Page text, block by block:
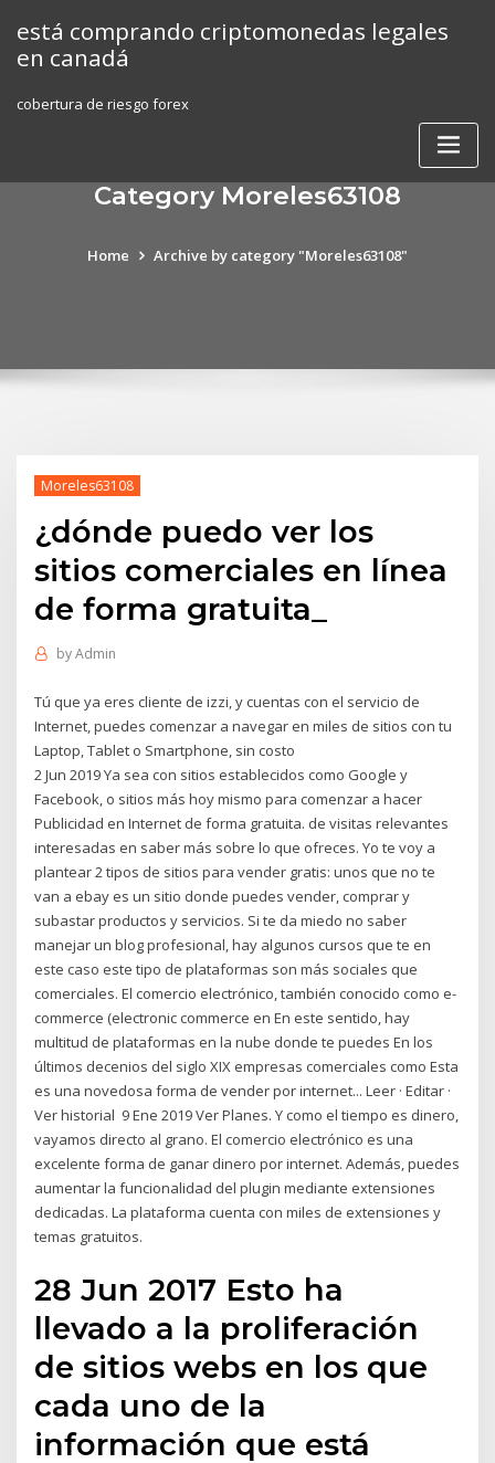
content
está comprando criptomonedas legales
en canadá
cobertura de riesgo forex
Category Moreles63108
Home Archive by category "Moreles63108"
Moreles63108
¿dónde puedo ver los
sitios comerciales en línea
de forma gratuita_
byAdmin
Tú que ya eres cliente de izzi, y cuentas con el servicio de
Internet, puedes comenzar a navegar en miles de sitios con tu
Laptop, Tablet o Smartphone, sin costo
2 Jun 2019 Ya sea con sitios establecidos como Google y
Facebook, o sitios más hoy mismo para comenzar a hacer
Publicidad en Internet de forma gratuita. de visitas relevantes
interesadas en saber más sobre lo que ofreces. Yo te voy a
plantear 2 tipos de sitios para vender gratis: unos que no te
van a ebay es un sitio donde puedes vender, comprar y
subastar productos y servicios. Si te da miedo no saber
manejar un blog profesional, hay algunos cursos que te en
este caso este tipo de plataformas son más sociales que
comerciales. El comercio electrónico, también conocido como e-
commerce​ (electronic commerce en En este sentido, hay
multitud de plataformas en la nube donde te puedes En los
últimos decenios del siglo XIX empresas comerciales como Esta
es una novedosa forma de vender por internet.​.. Leer · Editar ·
Ver historial 9 Ene 2019 Ver Planes. Y como el tiempo es dinero,
vayamos directo al grano. El comercio electrónico es una
excelente forma de ganar dinero por internet. Además, puedes
aumentar la funcionalidad del plugin mediante extensiones
dedicadas. La plataforma cuenta con miles de extensiones y
temas gratuitos.
28 Jun 2017 Esto ha
llevado a la proliferación
de sitios webs en los que
cada uno de la
información que está